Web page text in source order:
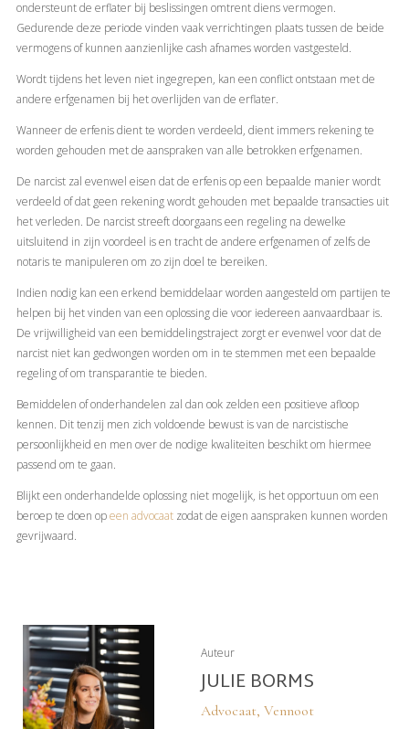
ondersteunt de erflater bij beslissingen omtrent diens vermogen.
Gedurende deze periode vinden vaak verrichtingen plaats tussen de beide
vermogens of kunnen aanzienlijke cash afnames worden vastgesteld.
Wordt tijdens het leven niet ingegrepen, kan een conflict ontstaan met de
andere erfgenamen bij het overlijden van de erflater.
Wanneer de erfenis dient te worden verdeeld, dient immers rekening te
worden gehouden met de aanspraken van alle betrokken erfgenamen.
De narcist zal evenwel eisen dat de erfenis op een bepaalde manier wordt
verdeeld of dat geen rekening wordt gehouden met bepaalde transacties uit
het verleden. De narcist streeft doorgaans een regeling na dewelke
uitsluitend in zijn voordeel is en tracht de andere erfgenamen of zelfs de
notaris te manipuleren om zo zijn doel te bereiken.
Indien nodig kan een erkend bemiddelaar worden aangesteld om partijen te
helpen bij het vinden van een oplossing die voor iedereen aanvaardbaar is.
De vrijwilligheid van een bemiddelingstraject zorgt er evenwel voor dat de
narcist niet kan gedwongen worden om in te stemmen met een bepaalde
regeling of om transparantie te bieden.
Bemiddelen of onderhandelen zal dan ook zelden een positieve afloop
kennen. Dit tenzij men zich voldoende bewust is van de narcistische
persoonlijkheid en men over de nodige kwaliteiten beschikt om hiermee
passend om te gaan.
Blijkt een onderhandelde oplossing niet mogelijk, is het opportuun om een
beroep te doen opeen advocaat zodat de eigen aanspraken kunnen worden
gevrijwaard.
Auteur
JULIE BORMS
Advocaat, Vennoot